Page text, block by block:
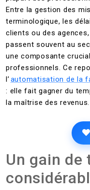
Entre la gestion des
terminologique, les
clients ou des
passent souvent au
une composante
professionnels. Ce
l’ automatisation de la
: elle fait gagner du
la maîtrise des revenus.
Un gain de